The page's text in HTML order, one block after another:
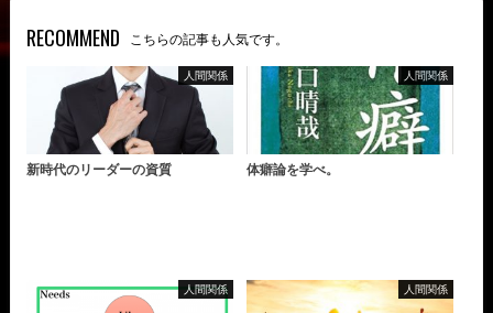
RECOMMEND こちらの記事も人気です。
人間関係
新時代のリーダーの資質
人間関係
体癖論を学べ。
人間関係 人間関係